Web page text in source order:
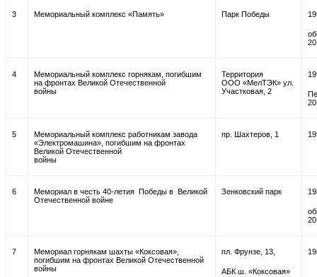
3 Мемориальный комплекс «Память» Парк Победы
4
Мемориальный комплекс горнякам, погибшим
на фронтах Великой Отечественной
войны
Территория
ООО «МелТЭК» ул.
Участковая, 2
5
Мемориальный комплекс работникам завода
«Электромашина», погибшим на фронтах
Великой Отечественной
войны
пр. Шахтеров, 1
6
Мемориал в честь 40-летия Победы в Великой
Отечественной войне
Зенковский парк
7
Мемориал горнякам шахты «Коксовая»,
погибшим на фронтах Великой Отечественной
войны
пл. Фрунзе, 13,
АБК ш. «Коксовая»